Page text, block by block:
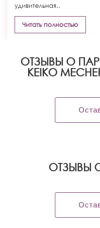
удивительная..
Читать полностью
ОТЗЫВЫ О
KEIKO
OТЗЫВЫ